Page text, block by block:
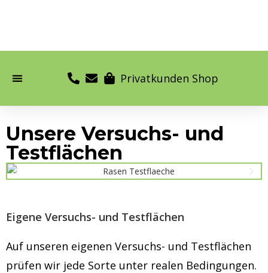
Privatkunden Shop
Unsere Versuchs- und
Testflächen
Eigene Versuchs- und Testflächen
Auf unseren eigenen Versuchs- und Testflächen
prüfen wir jede Sorte unter realen Bedingungen.